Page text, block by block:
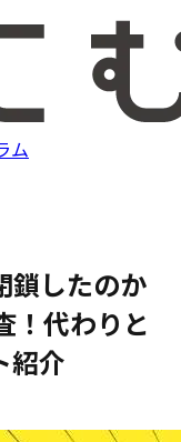
ム
したのか
！代わりと
紹介